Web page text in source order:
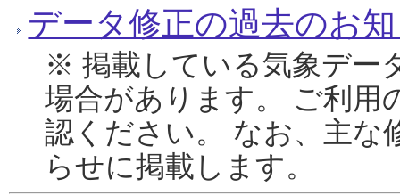
データ修正の過去のお
※ 掲載している気象デー
場合があります。 ご利用
認ください。 なお、主な
らせに掲載します。